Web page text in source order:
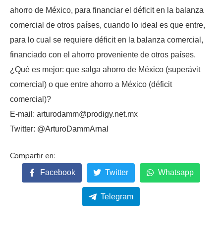
ahorro de México, para financiar el déficit en la balanza
comercial de otros países, cuando lo ideal es que entre,
para lo cual se requiere déficit en la balanza comercial,
financiado con el ahorro proveniente de otros países.
¿Qué es mejor: que salga ahorro de México (superávit
comercial) o que entre ahorro a México (déficit
comercial)?
E-mail: arturodamm@prodigy.net.mx
Twitter: @ArturoDammArnal
Facebook Twitter Whatsapp
Telegram